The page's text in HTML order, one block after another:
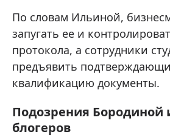
По словам Ильиной,
запугать ее и
протокола, а сотрудники
предъявить
квалификацию документы.
Подозрения Бородиной
блогеров